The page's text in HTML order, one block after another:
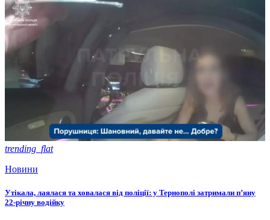
trending_flat
Новини
Утікала, лаялася та ховалася від поліції: у Тернополі затримали п’яну
22-річну водійку